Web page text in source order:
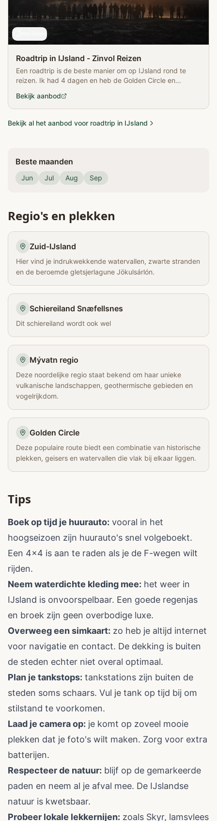
Roadtrip in IJsland - Zinvol Reizen
Een roadtrip is de beste manier om op IJsland rond te
reizen. Ik had 4 dagen en heb de Golden Circle en
Bekijk aanbod
Bekijk al het aanbod voor roadtrip in IJsland
Beste maanden
Jun Jul Aug Sep
Regio's en plekken
Zuid-IJsland
Hier vind je indrukwekkende watervallen, zwarte stranden
en de beroemde gletsjerlagune Jökulsárlón.
Schiereiland Snæfellsnes
Dit schiereiland wordt ook wel
Mývatn regio
Deze noordelijke regio staat bekend om haar unieke
vulkanische landschappen, geothermische gebieden en
vogelrijkdom.
Golden Circle
Deze populaire route biedt een combinatie van historische
plekken, geisers en watervallen die vlak bij elkaar liggen.
Tips
Boek op tijd je huurauto: vooral in het
hoogseizoen zijn huurauto's snel volgeboekt.
Een 4x4 is aan te raden als je de F-wegen wilt
rijden.
Neem waterdichte kleding mee: het weer in
IJsland is onvoorspelbaar. Een goede regenjas
en broek zijn geen overbodige luxe.
Overweeg een simkaart: zo heb je altijd internet
voor navigatie en contact. De dekking is buiten
de steden echter niet overal optimaal.
Plan je tankstops: tankstations zijn buiten de
steden soms schaars. Vul je tank op tijd bij om
stilstand te voorkomen.
Laad je camera op: je komt op zoveel mooie
plekken dat je foto's wilt maken. Zorg voor extra
batterijen.
Respecteer de natuur: blijf op de gemarkeerde
paden en neem al je afval mee. De IJslandse
natuur is kwetsbaar.
Probeer lokale lekkernijen: zoals Skyr, lamsvlees